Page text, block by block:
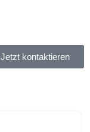
Jetzt kontaktieren